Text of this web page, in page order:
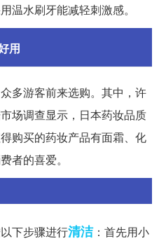
温水刷牙能减轻刺激感。
用
多游客前来选购。其中，许
场调查显示，日本药妆品质
购买的药妆产品有面霜、化
者的喜爱。
下步骤进行清洁：首先用小